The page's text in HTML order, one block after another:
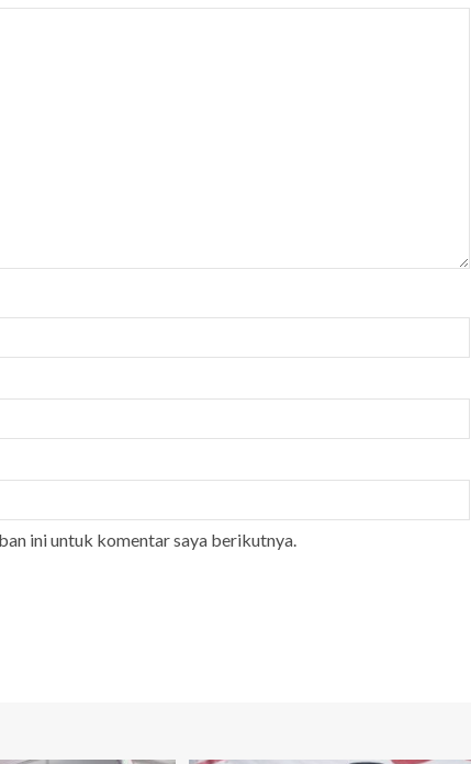
ini untuk komentar saya berikutnya.